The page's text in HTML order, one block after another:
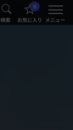
検索
0
お気に入り メニュー
®